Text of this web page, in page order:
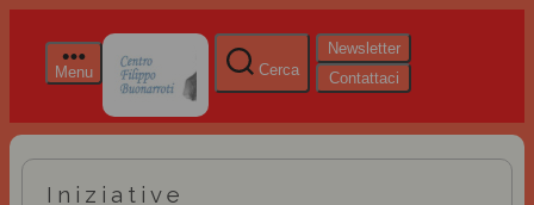
Menu Cerca
Newsletter
Contattaci
Iniziative